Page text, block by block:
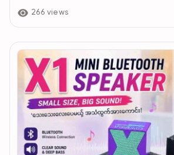
266 views